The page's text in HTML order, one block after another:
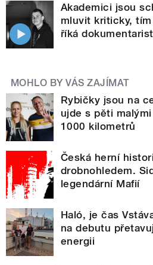
Akademici jsou
mluvit kriticky,
říká
MOHLO BY VÁS ZAJÍMAT
Rybičky jsou na
ujde s pěti
1000 kilometrů
Česká herní
drobnohledem.
legendární Mafií
Haló, je čas
na debutu
energii